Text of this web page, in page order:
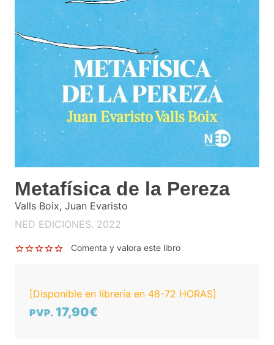
Metafísica de la Pereza
Valls Boix, Juan Evaristo
NED EDICIONES. 2022
Comenta y valora este libro
[Disponible en librería en 48-72 HORAS]
PVP. 17,90€